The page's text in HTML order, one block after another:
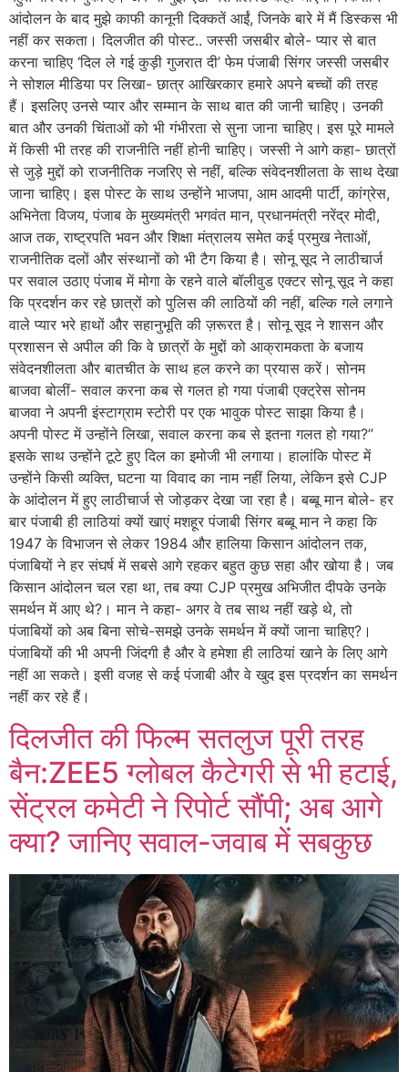
आंदोलन के बाद मुझे काफी कानूनी दिक्कतें आईं, जिनके बारे में मैं डिस्कस भी
नहीं कर सकता। दिलजीत की पोस्ट.. जस्सी जसबीर बोले- प्यार से बात
करना चाहिए ‘दिल ले गई कुड़ी गुजरात दी’ फेम पंजाबी सिंगर जस्सी जसबीर
ने सोशल मीडिया पर लिखा- छात्र आखिरकार हमारे अपने बच्चों की तरह
हैं। इसलिए उनसे प्यार और सम्मान के साथ बात की जानी चाहिए। उनकी
बात और उनकी चिंताओं को भी गंभीरता से सुना जाना चाहिए। इस पूरे मामले
में किसी भी तरह की राजनीति नहीं होनी चाहिए। जस्सी ने आगे कहा- छात्रों
से जुड़े मुद्दों को राजनीतिक नजरिए से नहीं, बल्कि संवेदनशीलता के साथ देखा
जाना चाहिए। इस पोस्ट के साथ उन्होंने भाजपा, आम आदमी पार्टी, कांग्रेस,
अभिनेता विजय, पंजाब के मुख्यमंत्री भगवंत मान, प्रधानमंत्री नरेंद्र मोदी,
आज तक, राष्ट्रपति भवन और शिक्षा मंत्रालय समेत कई प्रमुख नेताओं,
राजनीतिक दलों और संस्थानों को भी टैग किया है। सोनू सूद ने लाठीचार्ज
पर सवाल उठाए पंजाब में मोगा के रहने वाले बॉलीवुड एक्टर सोनू सूद ने कहा
कि प्रदर्शन कर रहे छात्रों को पुलिस की लाठियों की नहीं, बल्कि गले लगाने
वाले प्यार भरे हाथों और सहानुभूति की ज़रूरत है। सोनू सूद ने शासन और
प्रशासन से अपील की कि वे छात्रों के मुद्दों को आक्रामकता के बजाय
संवेदनशीलता और बातचीत के साथ हल करने का प्रयास करें। सोनम
बाजवा बोलीं- सवाल करना कब से गलत हो गया पंजाबी एक्ट्रेस सोनम
बाजवा ने अपनी इंस्टाग्राम स्टोरी पर एक भावुक पोस्ट साझा किया है।
अपनी पोस्ट में उन्होंने लिखा, सवाल करना कब से इतना गलत हो गया?”
इसके साथ उन्होंने टूटे हुए दिल का इमोजी भी लगाया। हालांकि पोस्ट में
उन्होंने किसी व्यक्ति, घटना या विवाद का नाम नहीं लिया, लेकिन इसे CJP
के आंदोलन में हुए लाठीचार्ज से जोड़कर देखा जा रहा है। बब्बू मान बोले- हर
बार पंजाबी ही लाठियां क्यों खाएं मशहूर पंजाबी सिंगर बब्बू मान ने कहा कि
1947 के विभाजन से लेकर 1984 और हालिया किसान आंदोलन तक,
पंजाबियों ने हर संघर्ष में सबसे आगे रहकर बहुत कुछ सहा और खोया है। जब
किसान आंदोलन चल रहा था, तब क्या CJP प्रमुख अभिजीत दीपके उनके
समर्थन में आए थे?। मान ने कहा- अगर वे तब साथ नहीं खड़े थे, तो
पंजाबियों को अब बिना सोचे-समझे उनके समर्थन में क्यों जाना चाहिए?।
पंजाबियों की भी अपनी जिंदगी है और वे हमेशा ही लाठियां खाने के लिए आगे
नहीं आ सकते। इसी वजह से कई पंजाबी और वे खुद इस प्रदर्शन का समर्थन
नहीं कर रहे हैं।
दिलजीत की फिल्म सतलुज पूरी तरह
बैन:ZEE5 ग्लोबल कैटेगरी से भी हटाई,
सेंट्रल कमेटी ने रिपोर्ट सौंपी; अब आगे
क्या? जानिए सवाल-जवाब में सबकुछ